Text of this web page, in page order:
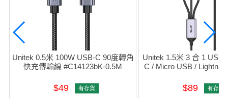
Unitek 0.5米 100W USB-C 90度轉角
快充傳輸線 #C14123bK-0.5M
$49 有存貨
Unitek 1.5米 3 合 1
C / Micro USB /
$89 有存貨